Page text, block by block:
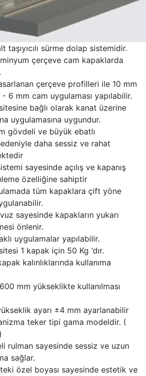
taşıyıcılı sürme dolap sistemidir.
çerçeve cam kapaklarda
çerçeve profilleri ile 10 mm
6 mm cam uygulaması yapılabilir.
bağlı olarak kanat üzerine
uygulamasına uygundur.
gövdeli ve büyük ebatlı
daha sessiz ve rahat
sayesinde açılış ve kapanış
özelliğine sahiptir
tüm kapaklara çift yöne
sayesinde kapakların yukarı
önlenir.
uygulamalar yapılabilir.
1 kapak için 50 Kg ‘dır.
kalınlıklarında kullanıma
mm yükseklikte kullanılması
ayarı ±4 mm ayarlanabilir
teker tipi gama modeldir. (
rulman sayesinde sessiz ve uzun
sağlar.
özel boyası sayesinde estetik ve